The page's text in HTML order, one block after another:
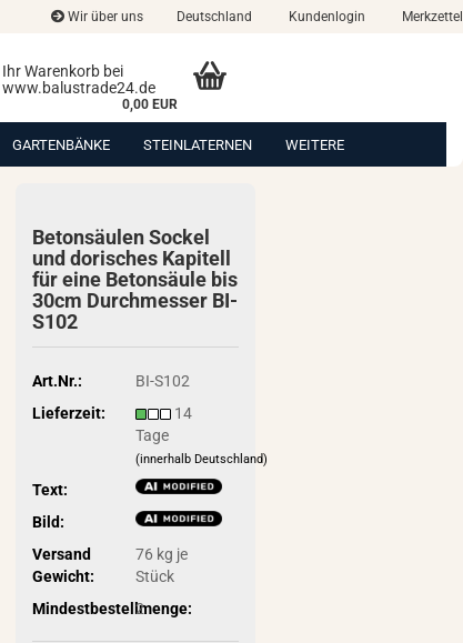
Wir über uns Deutschland Kundenlogin Merkzettel
Ihr Warenkorb bei
www.balustrade24.de
0,00 EUR
GARTENBÄNKE STEINLATERNEN WEITERE
Be­ton­säu­len So­ckel
und do­ri­sches Ka­pi­tell
für eine Be­ton­säu­le bis
30cm Durch­mes­ser BI-​
S102
Art.Nr.:
BI-S102
Lieferzeit:
14
Tage
(innerhalb Deutschland)
Text:
Bild:
Versand
Gewicht:
76 kg je
Stück
Mindestbestellmenge:
2